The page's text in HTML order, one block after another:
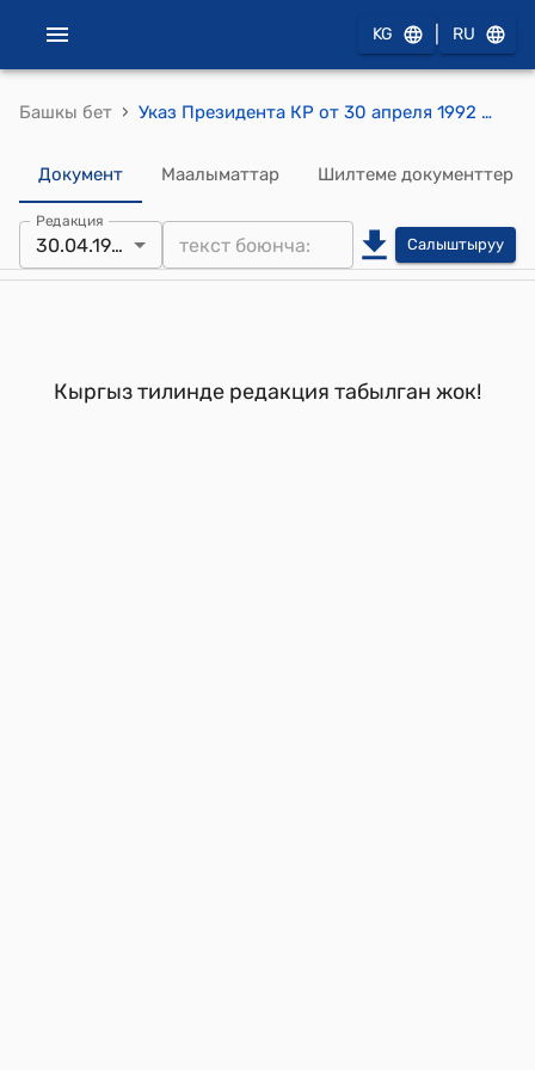
KG RU
Башкы бет › Указ Президента КР от 30 апреля 1992 года УП N 143 " Об Исабекове А.И."
Документ Маалыматтар Шилтеме документтер
Редакция
30.04.1992 Салыштыруу
Кыргыз тилинде редакция табылган жок!